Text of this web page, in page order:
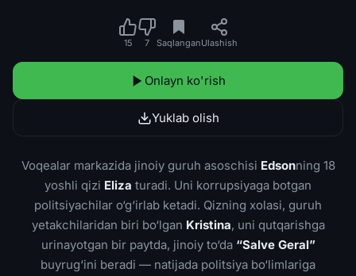
15 7 SaqlanganUlashish
Onlayn ko'rish
Yuklab olish
Voqealar markazida jinoiy guruh asoschisi Edsonning 18
yoshli qizi Eliza turadi. Uni korrupsiyaga botgan
politsiyachilar o‘g‘irlab ketadi. Qizning xolasi, guruh
yetakchilaridan biri bo‘lgan Kristina, uni qutqarishga
urinayotgan bir paytda, jinoiy to‘da “Salve Geral”
buyrug‘ini beradi — natijada politsiya bo‘limlariga